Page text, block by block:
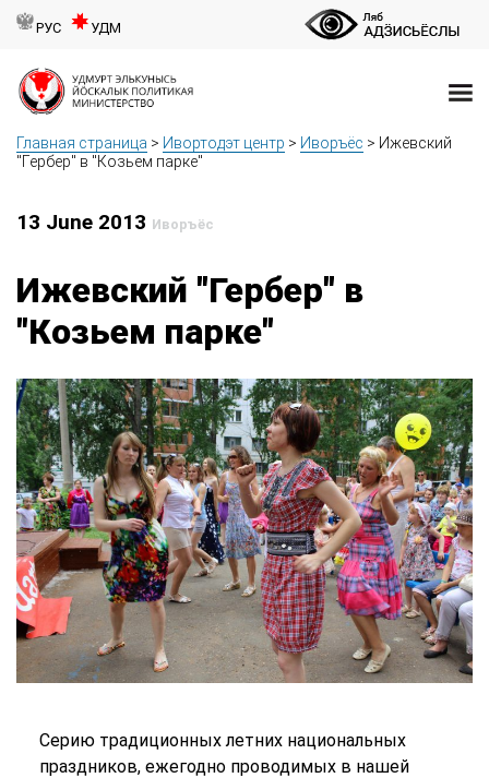
РУС УДМ
Главная страница > Ивортодэт центр > Иворъёс > Ижевский
"Гербер" в "Козьем парке"
13 June 2013 Иворъёс
Ижевский "Гербер" в
"Козьем парке"
Серию традиционных летних национальных
праздников, ежегодно проводимых в нашей